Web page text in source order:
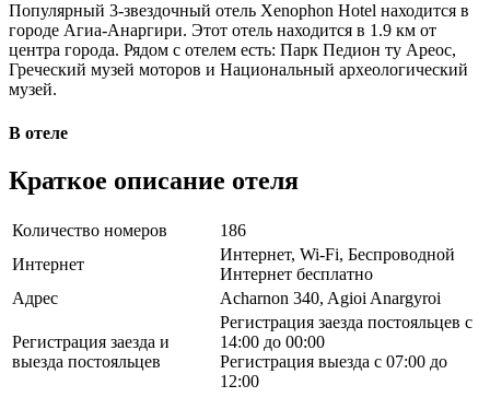
Популярный 3-звездочный отель Xenophon Hotel находится в
городе Агиа-Анаргири. Этот отель находится в 1.9 км от
центра города. Рядом с отелем есть: Парк Педион ту Ареос,
Греческий музей моторов и Национальный археологический
музей.
В отеле
Краткое описание отеля
Количество номеров
186
Интернет
Интернет, Wi-Fi, Беспроводной
Интернет бесплатно
Адрес
Acharnon 340, Agioi Anargyroi
Регистрация заезда и
выезда постояльцев
Регистрация заезда постояльцев с
14:00 до 00:00
Регистрация выезда с 07:00 до
12:00